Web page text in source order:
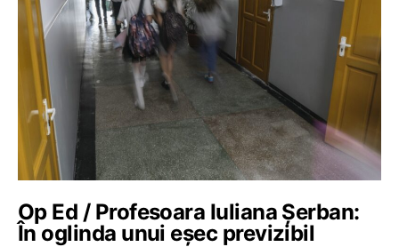
Op Ed / Profesoara Iuliana Șerban:
În oglinda unui eșec previzibil